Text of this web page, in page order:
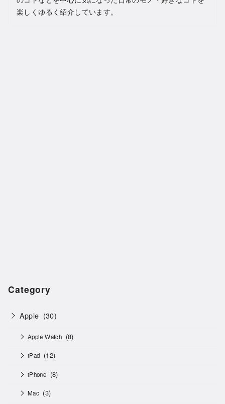
楽しくゆるく紹介しています。
Category
Apple (30)
Apple Watch (8)
iPad (12)
iPhone (8)
Mac (3)